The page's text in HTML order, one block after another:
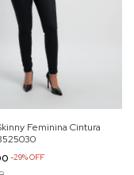
Feminina Cintura
-29%OFF